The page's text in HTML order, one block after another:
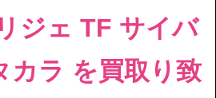
ジェ TF サイバ
カラ を買取り致